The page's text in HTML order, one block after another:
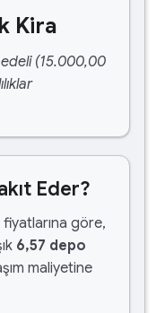
Kira
(15.000,00
Eder?
göre,
6,57 depo
maliyetine